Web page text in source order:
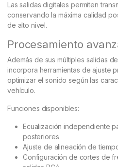
Las salidas digitales permiten
conservando la máxima calidad
de alto nivel.
Procesamiento
Además de sus múltiples salidas
incorpora herramientas de ajuste
optimizar el sonido según las
vehículo.
Funciones disponibles:
Ecualización independiente
posteriores
Ajuste de alineación de
Configuración de cortes de